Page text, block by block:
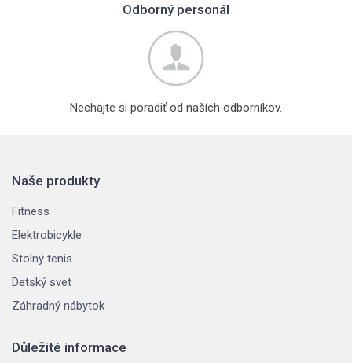
Odborný personál
Nechajte si poradiť od naších odborníkov.
Naše produkty
Fitness
Elektrobicykle
Stolný tenis
Detský svet
Záhradný nábytok
Důležité informace